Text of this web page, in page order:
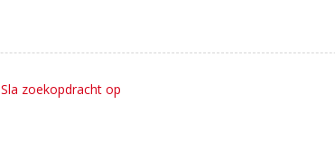
Sla zoekopdracht op